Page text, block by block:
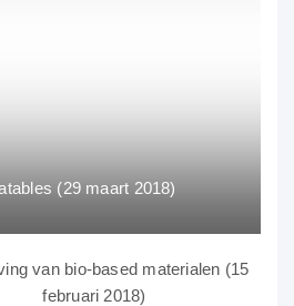
(29 maart 2018)
van bio-based materialen (15
februari 2018)